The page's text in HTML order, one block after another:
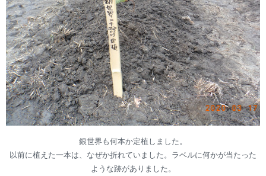
銀世界も何本か定植しました。
以前に植えた一本は、なぜか折れていました。ラベルに何かが当たった
ような跡がありました。